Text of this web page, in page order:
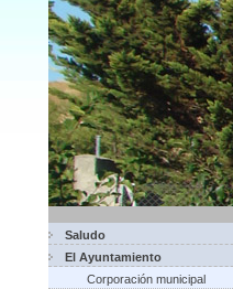
Saludo
El Ayuntamiento
Corporación municipal